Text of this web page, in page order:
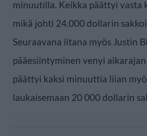
minuutilla. Keikka päättyi vasta
mikä johti 24.000 dollarin
Seuraavana iltana myös Justin
pääesiintyminen venyi
päättyi kaksi minuuttia liian
laukaisemaan 20 000 dollarin